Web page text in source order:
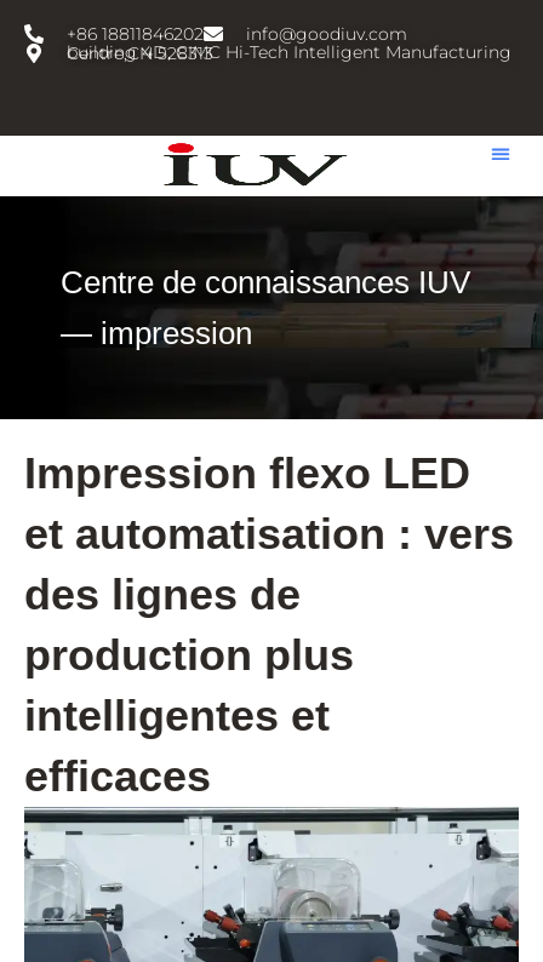
+86 18811846202
info@goodiuv.com
building 4D, CIMC Hi-Tech Intelligent Manufacturing Centre,CN 528313
Centre de connaissances IUV
— impression
Impression flexo LED
et automatisation : vers
des lignes de
production plus
intelligentes et
efficaces